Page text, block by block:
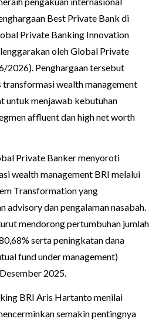
Best Private Bank di
Private Banking Innovation
oleh Global Private
2026). Penghargaan tersebut
transformasi wealth management
untuk menjawab kebutuhan
affluent dan high net worth
Private Banker menyoroti
wealth management BRI melalui
Transformation yang
advisory dan pengalaman nasabah.
mendorong pertumbuhan jumlah
serta peningkatan dana
fund under management)
2025.
BRI Aris Hartanto menilai
semakin pentingnya